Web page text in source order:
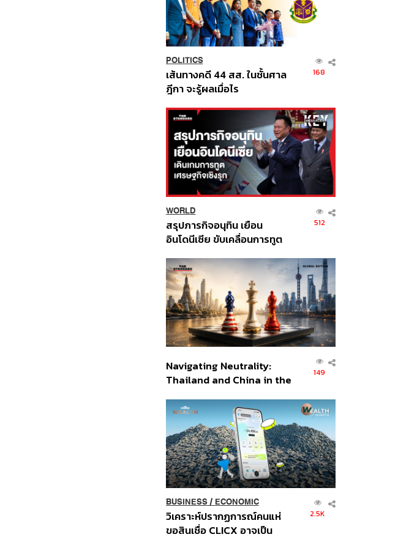
POLITICS
เส้นทางคดี 44 สส. ในชั้นศาล
ฎีกา จะรู้ผลเมื่อไร
168
WORLD
สรุปภารกิจอนุทิน เยือน
อินโดนีเซีย ขับเคลื่อนการทูต
ส่วนยุทธศาสตร์ไทย –
อินโดนีเซีย
512
Navigating Neutrality:
Thailand and China in the
Order
149
BUSINESS/ ECONOMIC
วิเคราะห์ปรากฏการณ์คนแห่
ขอสินเชื่อ CLICX อาจเป็น
2.5K